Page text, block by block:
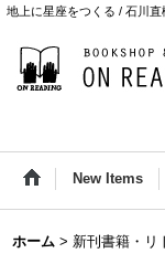
地上に星座をつくる / 石川
New Items
ホーム > 新刊書籍・リ